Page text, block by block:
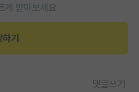
게 받아보세요
기
댓글쓰기